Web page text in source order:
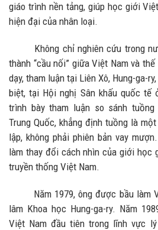
giáo trình nền tảng, giúp học giới
hiện đại của nhân loại.
Không chỉ nghiên cứu trong
thành “cầu nối” giữa Việt Nam và
dạy, tham luận tại Liên Xô, Hung-ga-
biệt, tại Hội nghị Sân khấu quốc tế
trình bày tham luận so sánh
Trung Quốc, khẳng định tuồng là
lập, không phải phiên bản vay
làm thay đổi cách nhìn của giới học
truyền thống Việt Nam.
Năm 1979, ông được bầu làm
lâm Khoa học Hung-ga-ry. Năm
Việt Nam đầu tiên trong lĩnh vực